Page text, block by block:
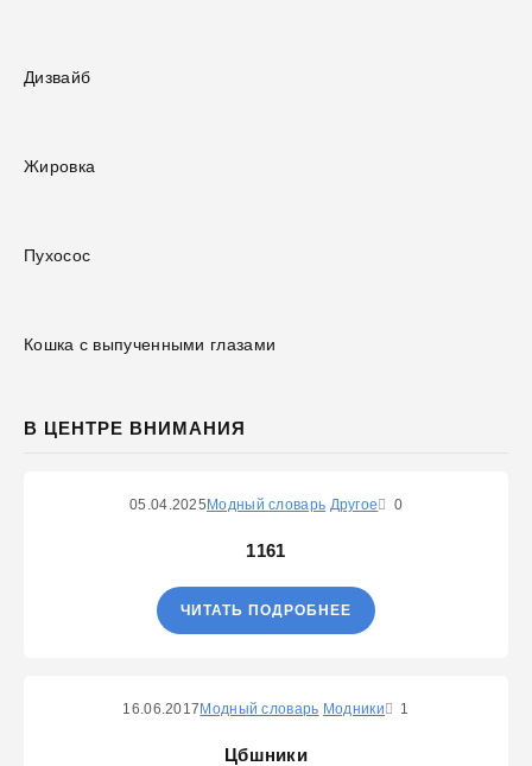
Дизвайб
Жировка
Пухосос
Кошка с выпученными глазами
В ЦЕНТРЕ ВНИМАНИЯ
05.04.2025 Модный словарь Другое 0
1161
ЧИТАТЬ ПОДРОБНЕЕ
16.06.2017 Модный словарь Модники 1
Цбшники